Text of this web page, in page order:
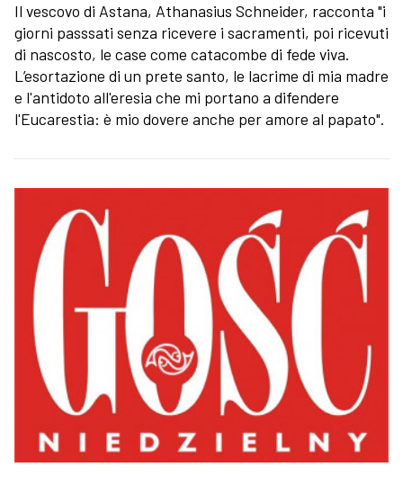
Il vescovo di Astana, Athanasius Schneider, racconta "i
giorni passsati senza ricevere i sacramenti, poi ricevuti
di nascosto, le case come catacombe di fede viva.
L’esortazione di un prete santo, le lacrime di mia madre
e l'antidoto all'eresia che mi portano a difendere
l'Eucarestia: è mio dovere anche per amore al papato".